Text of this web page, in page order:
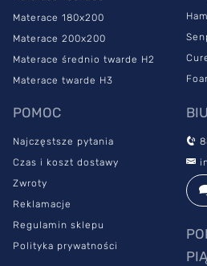
potrzeb alergików.
Materac ortopedycznyma
wszystkim odcinkom kręgosłupa.
dodatkowo jest odporna na
codziennej eksploatacji. Dzięki temu
Na komfort użytkowania modelu
który został uszyty ze specjalnej
strukturze zapewnia uczucie
Materace 180x200
Materace 200x200
Materace średnio twarde H2
Materace twarde H3
POMOC
Najczęstsze pytania
Czas i koszt dostawy
Zwroty
Reklamacje
Regulamin sklepu
Polityka prywatności